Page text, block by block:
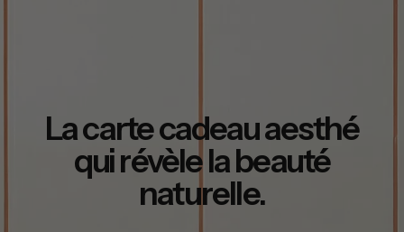
La carte cadeau aesthé
qui révèle la beauté
naturelle.